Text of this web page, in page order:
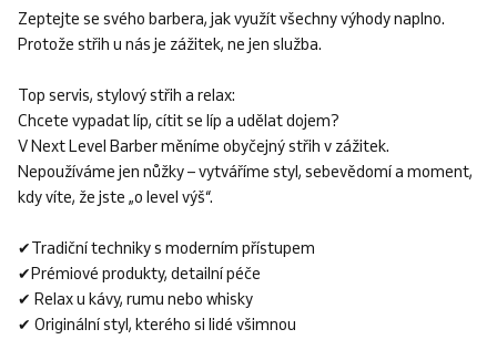
Zeptejte se svého barbera, jak využít všechny výhody naplno.
Protože střih u nás je zážitek, ne jen služba.
Top servis, stylový střih a relax:
Chcete vypadat líp, cítit se líp a udělat dojem?
V Next Level Barber měníme obyčejný střih v zážitek.
Nepoužíváme jen nůžky – vytváříme styl, sebevědomí a moment,
kdy víte, že jste „o level výš“.
✔Tradiční techniky s moderním přístupem
✔Prémiové produkty, detailní péče
✔ Relax u kávy, rumu nebo whisky
✔ Originální styl, kterého si lidé všimnou